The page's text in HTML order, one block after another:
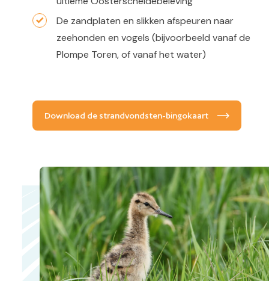
De zandplaten en slikken afspeuren naar
zeehonden en vogels (bijvoorbeeld vanaf de
Plompe Toren, of vanaf het water)
Download de strandvondsten-bingokaart